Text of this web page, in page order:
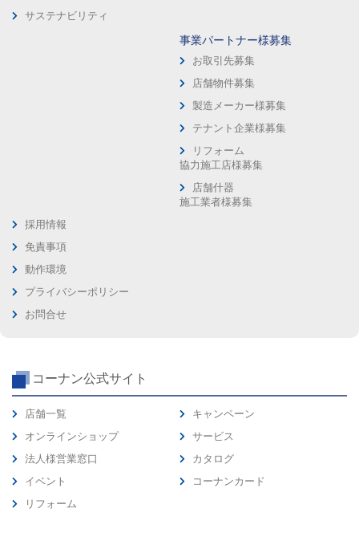
サステナビリティ
事業パートナー様募集
お取引先募集
店舗物件募集
製造メーカー様募集
テナント企業様募集
リフォーム
協力施工店様募集
店舗什器
施工業者様募集
採用情報
免責事項
動作環境
プライバシーポリシー
お問合せ
コーナン公式サイト
店舗一覧
オンラインショップ
法人様営業窓口
イベント
リフォーム
キャンペーン
サービス
カタログ
コーナンカード